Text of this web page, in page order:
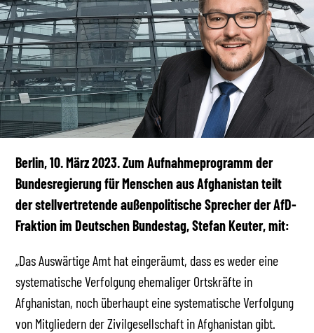
MEDIATHEK
Berlin, 10. März 2023. Zum Aufnahmeprogramm der
Bundesregierung für Menschen aus Afghanistan teilt
der stellvertretende außenpolitische Sprecher der AfD-
Fraktion im Deutschen Bundestag, Stefan Keuter, mit:
„Das Auswärtige Amt hat eingeräumt, dass es weder eine
systematische Verfolgung ehemaliger Ortskräfte in
Afghanistan, noch überhaupt eine systematische Verfolgung
von Mitgliedern der Zivilgesellschaft in Afghanistan gibt.